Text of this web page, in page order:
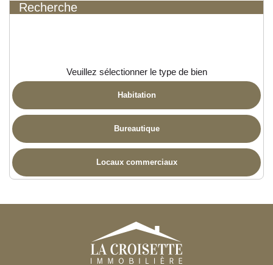
Recherche
Veuillez sélectionner le type de bien
Habitation
Bureautique
Locaux commerciaux